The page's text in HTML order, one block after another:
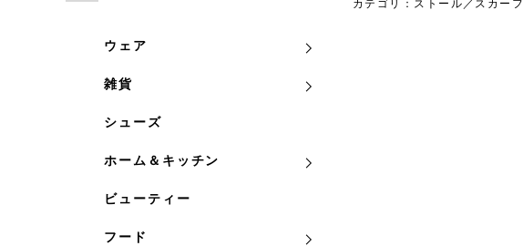
ウェア
雑貨
シューズ
ホーム＆キッチン
ビューティー
フード
カテゴリ：ストール／スカーフ